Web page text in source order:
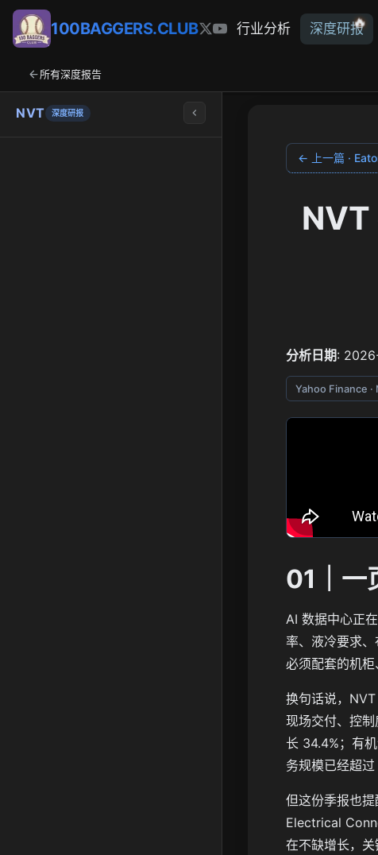
100BAGGERS.CLUB 行业分析 深度研报
🔥
所有深度报告
NVT 深度研报
← 上一篇 ·
NVT
分析日期:
Yahoo Finance ·
01｜一
AI 数据中心正
率、液冷要求
必须配套的机柜
换句话说，
现场交付、控
长 34.4%；有
务规模已经超过
但这份季报也
Electrical
在不缺增长，关